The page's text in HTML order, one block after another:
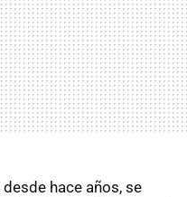
desde hace años, se